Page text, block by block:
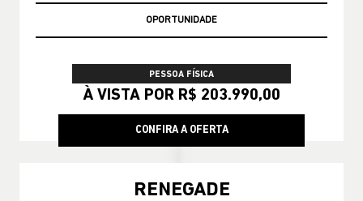
OPORTUNIDADE
PESSOA FÍSICA
À VISTA POR R$ 203.990,00
CONFIRA A OFERTA
RENEGADE